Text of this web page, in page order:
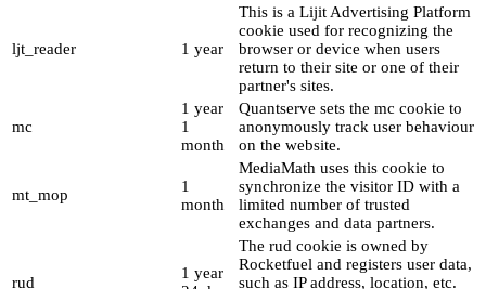
ljt_reader 1 year
This is a Lijit Advertising Platform
cookie used for recognizing the
browser or device when users
return to their site or one of their
partner's sites.
mc
1 year
1
month
Quantserve sets the mc cookie to
anonymously track user behaviour
on the website.
mt_mop
1
month
MediaMath uses this cookie to
synchronize the visitor ID with a
limited number of trusted
exchanges and data partners.
rud
1 year
The rud cookie is owned by
Rocketfuel and registers user data,
such as IP address, location, etc.